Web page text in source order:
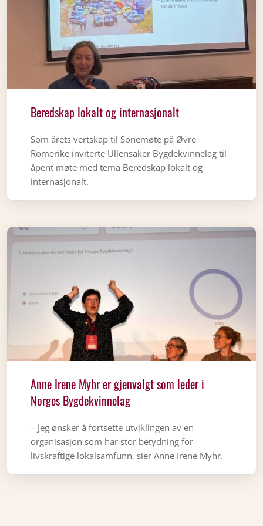
Beredskap lokalt og internasjonalt
Som årets vertskap til Sonemøte på Øvre
Romerike inviterte Ullensaker Bygdekvinnelag til
åpent møte med tema Beredskap lokalt og
internasjonalt.
Anne Irene Myhr er gjenvalgt som leder i
Norges Bygdekvinnelag
– Jeg ønsker å fortsette utviklingen av en
organisasjon som har stor betydning for
livskraftige lokalsamfunn, sier Anne Irene Myhr.